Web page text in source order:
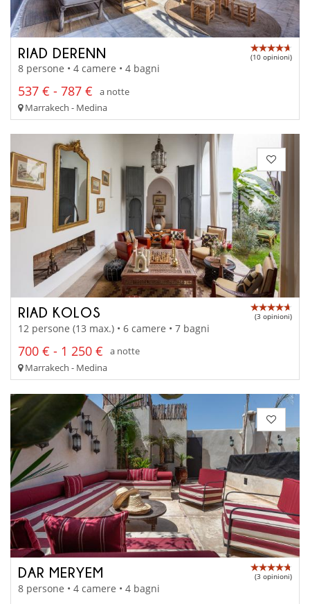
RIAD DERENN (10 opinioni)
8 persone • 4 camere • 4 bagni
537 € - 787 €
a notte
Marrakech - Medina
RIAD KOLOS (3 opinioni)
12 persone (13 max.) • 6 camere • 7 bagni
700 € - 1 250 €
a notte
Marrakech - Medina
DAR MERYEM (3 opinioni)
8 persone • 4 camere • 4 bagni